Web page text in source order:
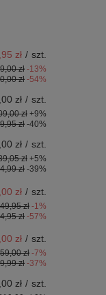
zł / szt.
zł -13%
zł -54%
zł / szt.
zł +9%
zł -40%
zł / szt.
zł +5%
zł -39%
zł / szt.
49,95 zł -1%
zł -57%
zł / szt.
zł -7%
zł -37%
zł / szt.